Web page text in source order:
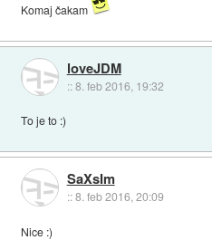
Komaj čakam
loveJDM
::8. feb 2016, 19:32
To je to :)
SaXsIm
::8. feb 2016, 20:09
Nice :)